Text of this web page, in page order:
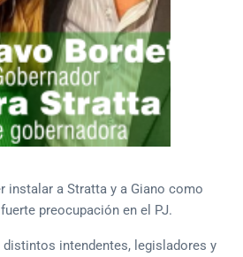
instalar a Stratta y a Giano como
preocupación en el PJ.
intendentes, legisladores y